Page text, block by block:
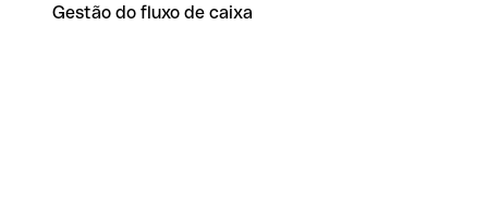
Gestão do fluxo de caixa